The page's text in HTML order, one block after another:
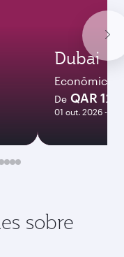
Dubai
Econômica
De QAR
01 out. 2026 - 06
sobre